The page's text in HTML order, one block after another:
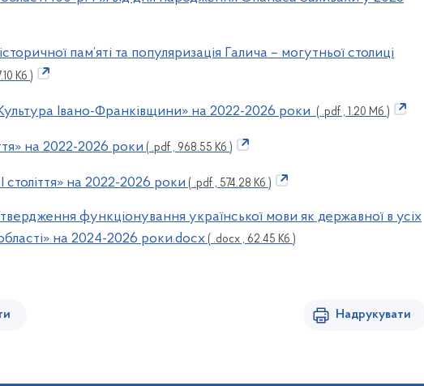
пам’яті та популяризація Галича – могутньої столиці
Кб )
Івано-Франківщини» на 2022-2026 роки ( .pdf , 1.20 Мб )
на 2022-2026 роки ( .pdf , 968.55 Кб )
століття» на 2022-2026 роки ( .pdf , 574.28 Кб )
функціонування української мови як державної в усіх
на 2024-2026 роки.docx ( .docx , 62.45 Кб )
Надрукувати